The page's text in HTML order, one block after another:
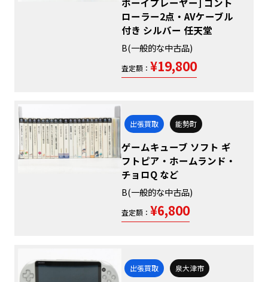
ローラー2点・AVケーブル
付き シルバー 任天堂
B(一般的な中古品)
査定額： ¥19,800
出張買取 能勢町
ゲームキューブ ソフト ギ
フトピア・ホームランド・
チョロQ など
B(一般的な中古品)
査定額： ¥6,800
出張買取 泉大津市